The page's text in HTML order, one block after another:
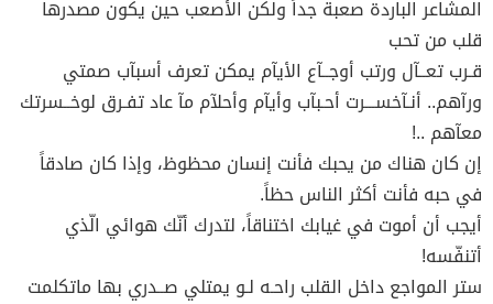
المشاعر الباردة صعبة جداً ولكن الأصعب حين يكون مصدرها
قلب من تحب
قـرب تعــآل ورتب أوجــآع الأيآم يمكن تعرف أسبآب صمتي
ورآهم.. أنـآخســـرت أحـبآب وأيآم وأحلآم مآ عاد تفـرق لوخــسرتك
معآهم ..!
إن كان هناك من يحبك فأنت إنسان محظوظ، وإذا كان صادقاً
في حبه فأنت أكثر الناس حظاً.
أيجب أن أموت في غيابك اختناقاً، لتدرك أنّك هوائي الّذي
أتنفّسه!
ستر المواجع داخل القلب راحـه لـو يمتلي صــدري بها ماتكلمت